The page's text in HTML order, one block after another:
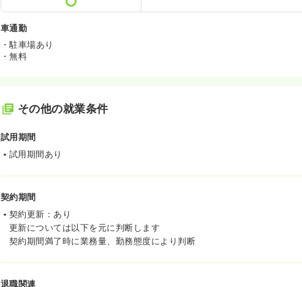
車通勤
・駐車場あり
・無料
その他の就業条件
試用期間
試用期間あり
契約期間
契約更新：あり
更新については以下を元に判断します
契約期間満了時に業務量、勤務態度により判断
退職関連